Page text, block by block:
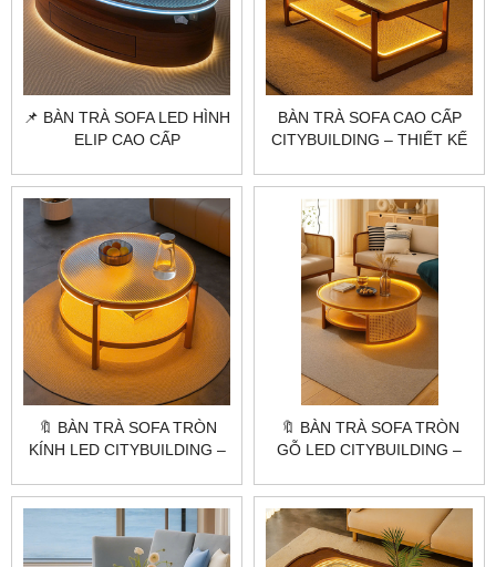
📌 BÀN TRÀ SOFA LED HÌNH
ELIP CAO CẤP
BÀN TRÀ SOFA CAO CẤP
CITYBUILDING – THIẾT KẾ
CHO PHÒNG KHÁCH
🔖 BÀN TRÀ SOFA TRÒN
KÍNH LED CITYBUILDING –
PHONG CÁCH HÀN QUỐC
🔖 BÀN TRÀ SOFA TRÒN
GỖ LED CITYBUILDING –
KHÔNG GIAN SỐNG HIỆN
ĐẠI